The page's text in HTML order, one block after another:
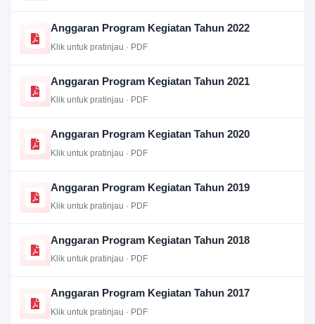
Anggaran Program Kegiatan Tahun 2022
Klik untuk pratinjau · PDF
Anggaran Program Kegiatan Tahun 2021
Klik untuk pratinjau · PDF
Anggaran Program Kegiatan Tahun 2020
Klik untuk pratinjau · PDF
Anggaran Program Kegiatan Tahun 2019
Klik untuk pratinjau · PDF
Anggaran Program Kegiatan Tahun 2018
Klik untuk pratinjau · PDF
Anggaran Program Kegiatan Tahun 2017
Klik untuk pratinjau · PDF